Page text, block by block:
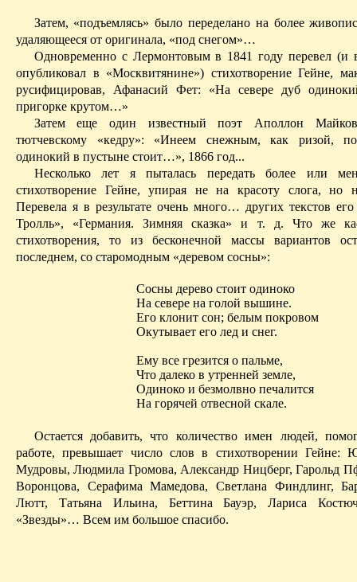
Затем, «подъемлясь» было переделано наболее
удаляющееся от оригинала, «под снегом»…
Одновременно с Лермонтовым в 1841 году перевел (и
опубликовал в «Москвитянине») стихотворение Гейне,
русифицировав, Афанасий Фет: «На севере дуб
пригорке крутом…»
Затем еще один известный поэт Аполлон
тютчевскому «кедру»: «Инеем снежным, как ризой,
одинокий в пустыне стоит…», 1866 год...
Несколько лет я пыталась передать более или
стихотворение Гейне, упирая не на красоту слога, но
Перевела я в результате очень много… других текстов
Тролль», «Германия. Зимняя сказка» и т. д. Что же
стихотворения, то из бесконечной массы вариантов
последнем, со старомодным «деревом сосны»:
Сосны дерево стоит одиноко
На севере на голой вышине.
Его клонит сон; белым покровом
Окутывает его лед и снег.
Ему все грезится о пальме,
Что далеко в утренней земле,
Одиноко и безмолвно печалится
На горячей отвесной скале.
Остается добавить, что количество имен людей,
работе, превышает число слов в стихотворении
Мудровы, Людмила Громова, Александр Ницберг, Гарольд
Воронцова, Серафима Мамедова, Светлана Финдлинг,
Лютт, Татьяна Ильина, БеттинаБауэр, Лариса
«Звезды»… Всем им большое спасибо.